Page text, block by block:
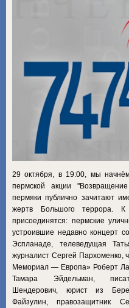
29 октября, в 19:00, мы
пермской акции
пермяки публично зачитают
жертв Большого террора.
присоединятся: пермские
устроившие недавно концерт
Эспланаде, телеведущая
журналист Сергей Пархоменко,
Мемориал — Европа» Роберт
Тамара Эйдельман,
Шендерович, юрист из
Файзулин, правозащитник